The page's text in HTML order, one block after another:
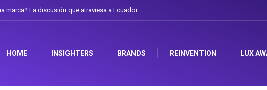
a EcuadorGabriela Herrera y el arte de cambiarse el sombrero en Corporación Favorita
HOME INSIGHTERS BRANDS REINVENTION LUX